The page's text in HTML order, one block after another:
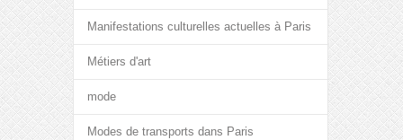
Manifestations culturelles actuelles à Paris
Métiers d'art
mode
Modes de transports dans Paris